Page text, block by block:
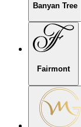
Banyan Tree
Fairmont